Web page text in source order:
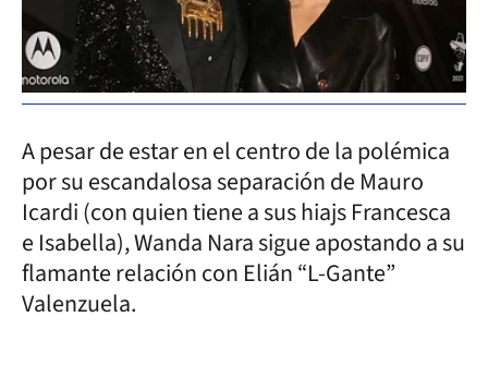
A pesar de estar en el centro de la polémica
por su escandalosa separación de Mauro
Icardi (con quien tiene a sus hiajs Francesca
e Isabella), Wanda Nara sigue apostando a su
flamante relación con Elián “L-Gante”
Valenzuela.